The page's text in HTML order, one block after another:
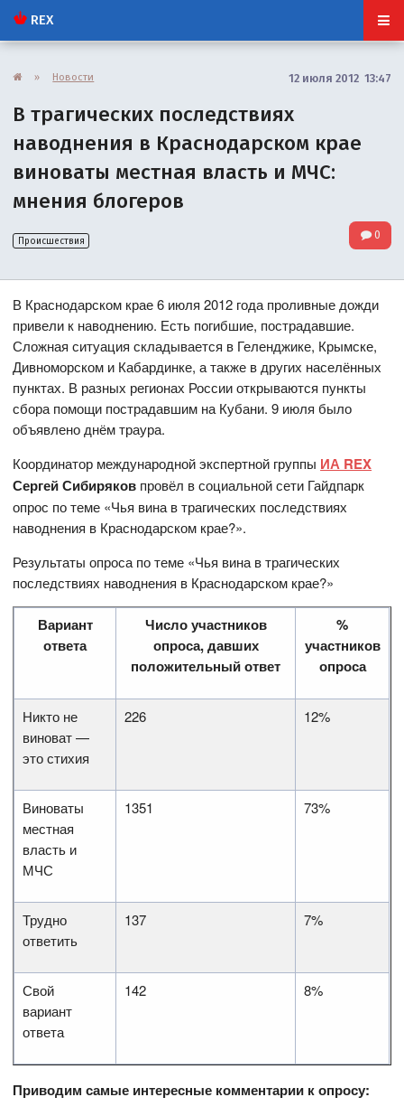
REX
» Новости 12 июля 2012 13:47
В трагических последствиях
наводнения в Краснодарском крае
виноваты местная власть и МЧС:
мнения блогеров
Происшествия 0
В Краснодарском крае 6 июля 2012 года проливные дожди
привели к наводнению. Есть погибшие, пострадавшие.
Сложная ситуация складывается в Геленджике, Крымске,
Дивноморском и Кабардинке, а также в других населённых
пунктах. В разных регионах России открываются пункты
сбора помощи пострадавшим на Кубани. 9 июля было
объявлено днём траура.
Координатор международной экспертной группы ИА REX
Сергей Сибиряков провёл в социальной сети Гайдпарк
опрос по теме «Чья вина в трагических последствиях
наводнения в Краснодарском крае?».
Результаты опроса по теме «Чья вина в трагических
последствиях наводнения в Краснодарском крае?»
Вариант
ответа
Число участников
опроса, давших
положительный ответ
%
участников
опроса
Никто не
виноват —
это стихия
226 12%
Виноваты
местная
власть и
МЧС
1351 73%
Трудно
ответить
137 7%
Свой
вариант
ответа
142 8%
Приводим самые интересные комментарии к опросу: